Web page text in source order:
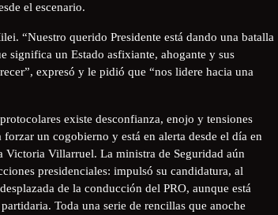
el escenario.
“Nuestro querido Presidente está dando una batalla
significa un Estado asfixiante, ahogante y sus
expresó y le pidió que “nos lidere hacia una
existe desconfianza, enojo y tensiones
un cogobierno y está en alerta desde el día en
Victoria Villarruel. La ministra de Seguridad aún
presidenciales: impulsó su candidatura, al
de la conducción del PRO, aunque está
Toda una serie de rencillas que anoche